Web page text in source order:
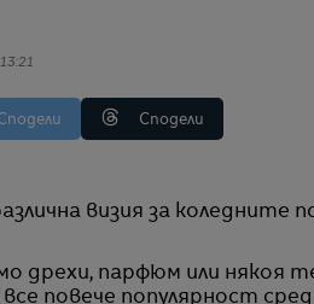
Сподели
визия за коледните
дрехи, парфюм или някоя
все повече популярност